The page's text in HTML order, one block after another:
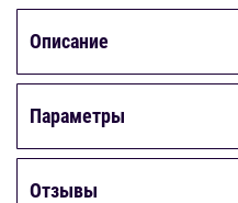
Описание
Параметры
Отзывы